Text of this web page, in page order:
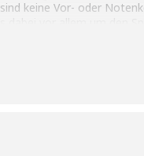
keine Vor- oder
vorhanden ist,